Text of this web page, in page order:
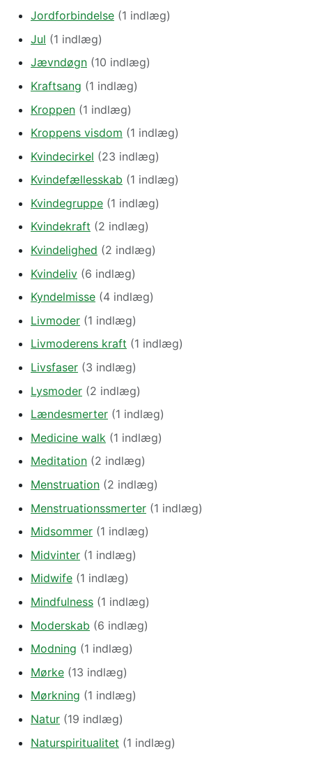
Jordforbindelse (1 indlæg)
Jul (1 indlæg)
Jævndøgn (10 indlæg)
Kraftsang (1 indlæg)
Kroppen (1 indlæg)
Kroppens visdom (1 indlæg)
Kvindecirkel (23 indlæg)
Kvindefællesskab (1 indlæg)
Kvindegruppe (1 indlæg)
Kvindekraft (2 indlæg)
Kvindelighed (2 indlæg)
Kvindeliv (6 indlæg)
Kyndelmisse (4 indlæg)
Livmoder (1 indlæg)
Livmoderens kraft (1 indlæg)
Livsfaser (3 indlæg)
Lysmoder (2 indlæg)
Lændesmerter (1 indlæg)
Medicine walk (1 indlæg)
Meditation (2 indlæg)
Menstruation (2 indlæg)
Menstruationssmerter (1 indlæg)
Midsommer (1 indlæg)
Midvinter (1 indlæg)
Midwife (1 indlæg)
Mindfulness (1 indlæg)
Moderskab (6 indlæg)
Modning (1 indlæg)
Mørke (13 indlæg)
Mørkning (1 indlæg)
Natur (19 indlæg)
Naturspiritualitet (1 indlæg)